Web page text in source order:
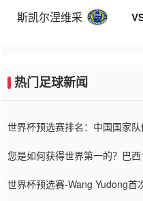
斯凯尔涅维采
热门足球新闻
世界杯预选赛排名：中国国家
您是如何获得世界第一的？巴
世界杯预选赛-Wang Yudong首